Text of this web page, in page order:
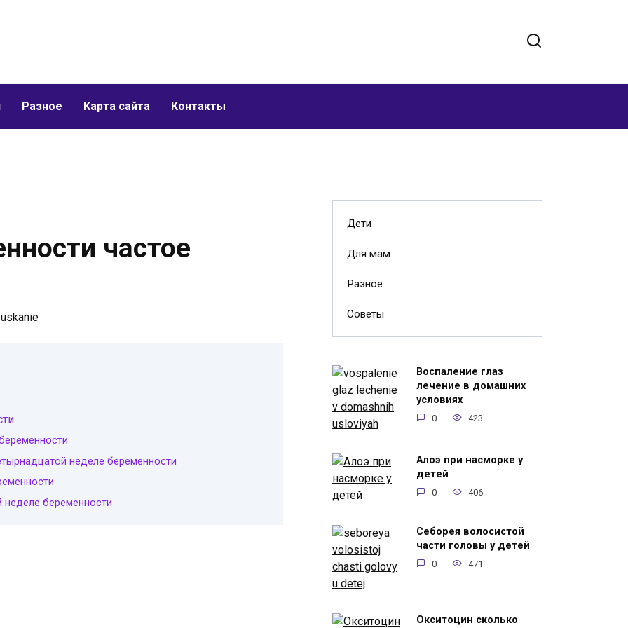
Разное Карта сайта Контакты
частое
неделе беременности
неделе беременности
Дети
Для мам
Разное
Советы
Воспаление глаз
лечение в домашних
условиях
0 423
Алоэ при насморке у
детей
0 406
Себорея волосистой
части головы у детей
0 471
Окситоцин сколько